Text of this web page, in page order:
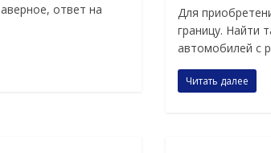
ответ на
Для
границу. Найти
автомобилей с
Читать далее